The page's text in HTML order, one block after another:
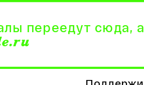
переедут сюда,